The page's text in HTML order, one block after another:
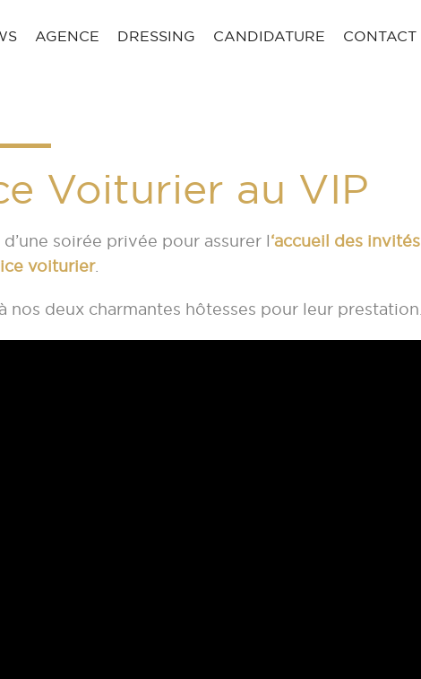
AGENCE DRESSING CANDIDATURE CONTACT
Voiturier au VIP
soirée privée pour assurer l‘accueil des invités
voiturier.
nos deux charmantes hôtesses pour leur prestation.